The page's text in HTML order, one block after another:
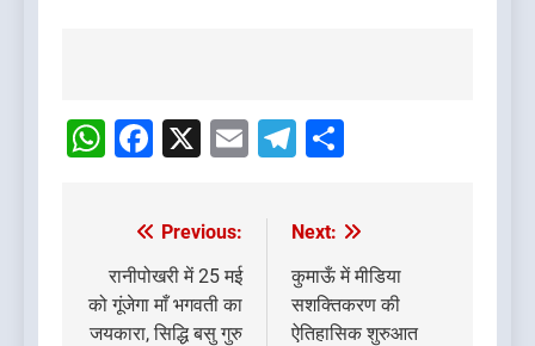
navigation
WhatsApp
Facebook
X EmailTelegram
Post
navigation
Previous:
रानीपोखरी में 25 मई
को गूंजेगा माँ भगवती का
जयकारा, सिद्धि बसु गुरु
Next:
कुमाऊँ में मीडिया
सशक्तिकरण की
ऐतिहासिक शुरुआत